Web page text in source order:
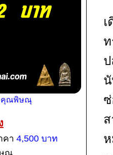
คุณพิษณุ
คา 4,500 บาท
ท